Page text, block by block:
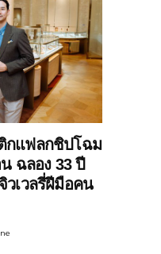
กแฟลกชิปโฉม
ฉลอง 33 ปี
วเวลรี่ฝีมือคน